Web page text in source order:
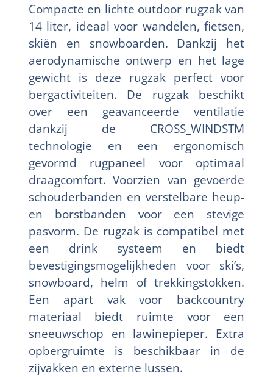
Compacte en lichte outdoor rugzak van
14 liter, ideaal voor wandelen, fietsen,
skiën en snowboarden. Dankzij het
aerodynamische ontwerp en het lage
gewicht is deze rugzak perfect voor
bergactiviteiten. De rugzak beschikt
over een geavanceerde ventilatie
dankzij de CROSS_WINDSTM
technologie en een ergonomisch
gevormd rugpaneel voor optimaal
draagcomfort. Voorzien van gevoerde
schouderbanden en verstelbare heup-
en borstbanden voor een stevige
pasvorm. De rugzak is compatibel met
een drink systeem en biedt
bevestigingsmogelijkheden voor ski’s,
snowboard, helm of trekkingstokken.
Een apart vak voor backcountry
materiaal biedt ruimte voor een
sneeuwschop en lawinepieper. Extra
opbergruimte is beschikbaar in de
zijvakken en externe lussen.